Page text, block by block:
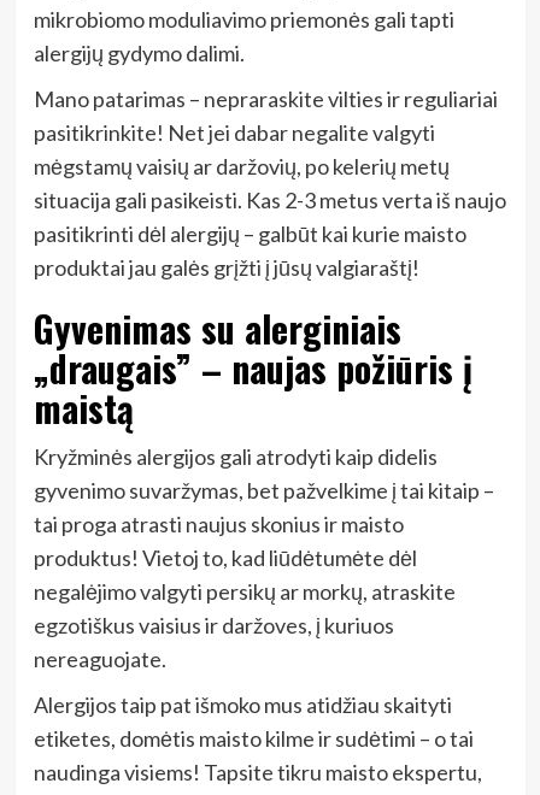
mikrobiomo moduliavimo priemonės gali tapti
alergijų gydymo dalimi.
Mano patarimas – nepraraskite vilties ir reguliariai
pasitikrinkite! Net jei dabar negalite valgyti
mėgstamų vaisių ar daržovių, po kelerių metų
situacija gali pasikeisti. Kas 2-3 metus verta iš naujo
pasitikrinti dėl alergijų – galbūt kai kurie maisto
produktai jau galės grįžti į jūsų valgiaraštį!
Gyvenimas su alerginiais
„draugais” – naujas požiūris į
maistą
Kryžminės alergijos gali atrodyti kaip didelis
gyvenimo suvaržymas, bet pažvelkime į tai kitaip –
tai proga atrasti naujus skonius ir maisto
produktus! Vietoj to, kad liūdėtumėte dėl
negalėjimo valgyti persikų ar morkų, atraskite
egzotiškus vaisius ir daržoves, į kuriuos
nereaguojate.
Alergijos taip pat išmoko mus atidžiau skaityti
etiketes, domėtis maisto kilme ir sudėtimi – o tai
naudinga visiems! Tapsite tikru maisto ekspertu,